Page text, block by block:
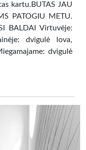
kartu.BUTAS JAU
PATOGIU METU.
BALDAI Virtuvėje:
dvigulė lova,
dvigulė